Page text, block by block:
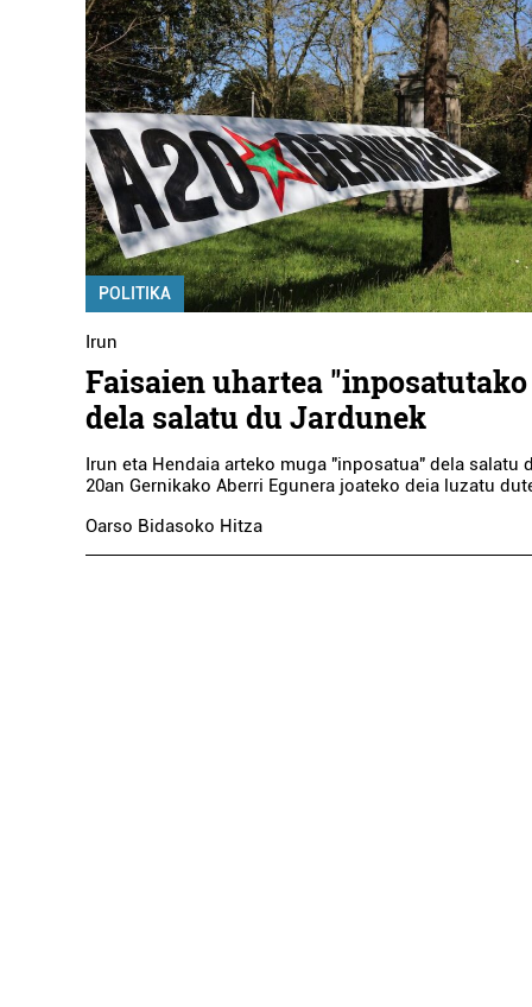
POLITIKA
Irun
Faisaien uhartea
dela salatu du Jardunek
Irun eta Hendaia arteko muga "inposatua" dela salatu
20an Gernikako Aberri Egunera joateko deia luzatu
Oarso Bidasoko Hitza